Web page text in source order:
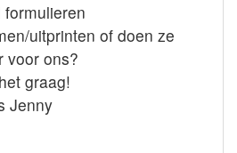
uitprinten of doen ze
voor ons?
graag!
Jenny